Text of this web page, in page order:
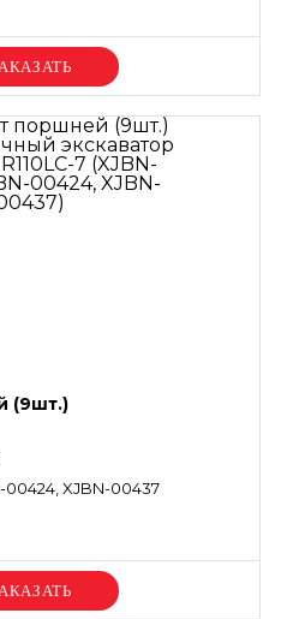
цену
(9шт.)
00424, XJBN-00437
цену